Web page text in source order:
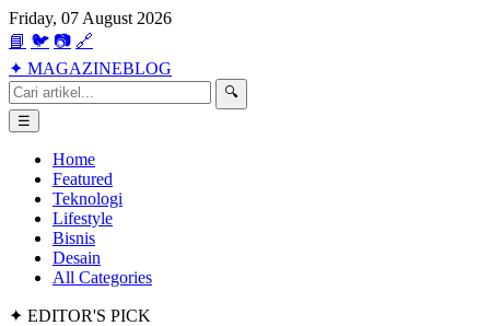
Friday, 07 August 2026
📘 🐦 📷 🔗
✦ MAGAZINEBLOG
🔍
☰
Home
Featured
Teknologi
Lifestyle
Bisnis
Desain
All Categories
✦ EDITOR'S PICK